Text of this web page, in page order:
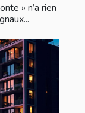
» n’a rien